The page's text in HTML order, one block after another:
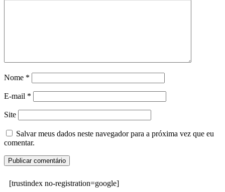
Nome *
E-mail *
Site
Salvar meus dados neste navegador para a próxima vez que eu
comentar.
[trustindex no-registration=google]